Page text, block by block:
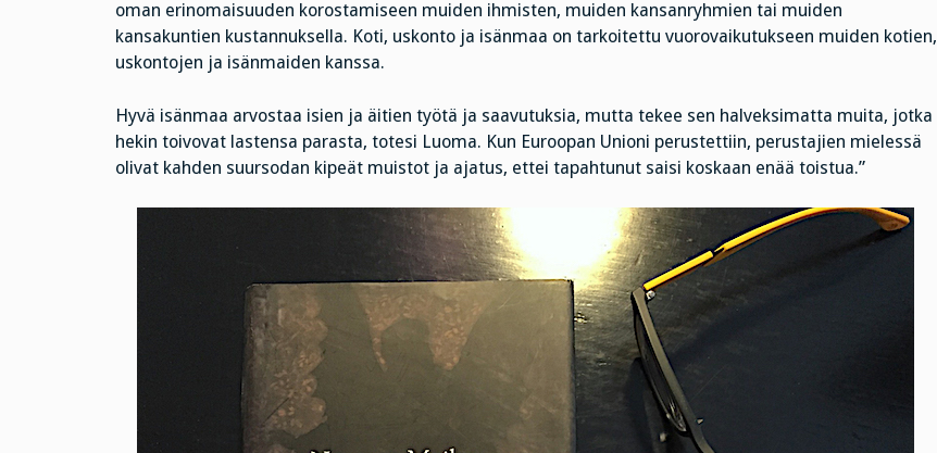
oman erinomaisuuden korostamiseen muiden ihmisten, muiden kansanryhmien tai muiden
kansakuntien kustannuksella. Koti, uskonto ja isänmaa on tarkoitettu vuorovaikutukseen muiden kotien,
uskontojen ja isänmaiden kanssa.
Hyvä isänmaa arvostaa isien ja äitien työtä ja saavutuksia, mutta tekee sen halveksimatta muita, jotka
hekin toivovat lastensa parasta, totesi Luoma. Kun Euroopan Unioni perustettiin, perustajien mielessä
olivat kahden suursodan kipeät muistot ja ajatus, ettei tapahtunut saisi koskaan enää toistua.”